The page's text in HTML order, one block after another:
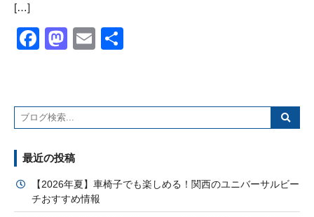
[…]
Facebook
Mastodon
Email
最近の投稿
【2026年夏】車椅子でも楽しめる！関西のユニバーサルビー
チおすすめ情報